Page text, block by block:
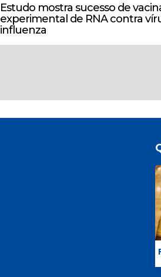
Estudo mostra sucesso de
experimental de RNA contra
influenza